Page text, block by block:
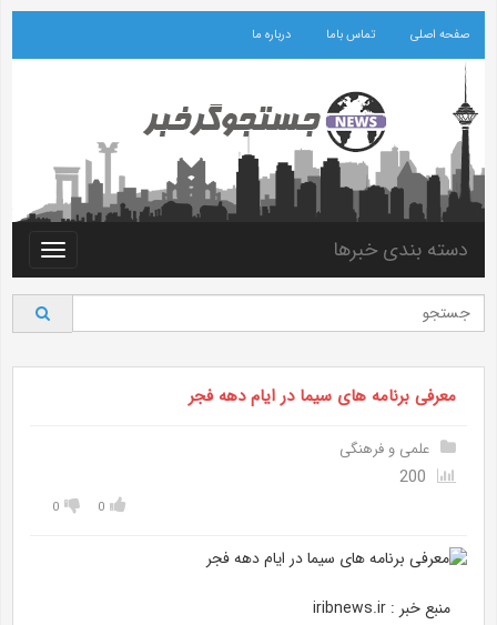
صفحه اصلی تماس باما درباره ما
Toggle
دسته بندی خبرها
معرفی برنامه های سیما در ایام دهه فجر
علمی و فرهنگی
0
0
منبع خبر : iribnews.ir